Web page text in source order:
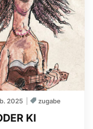
KI
2025 zugabe